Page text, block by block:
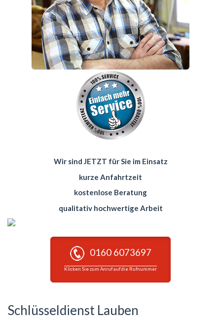
Wir sind JETZT für Sie im Einsatz
kurze Anfahrtzeit
kostenlose Beratung
qualitativ hochwertige Arbeit
0160 6073697
Klicken Sie zum Anruf auf die Rufnummer
Schlüsseldienst Lauben